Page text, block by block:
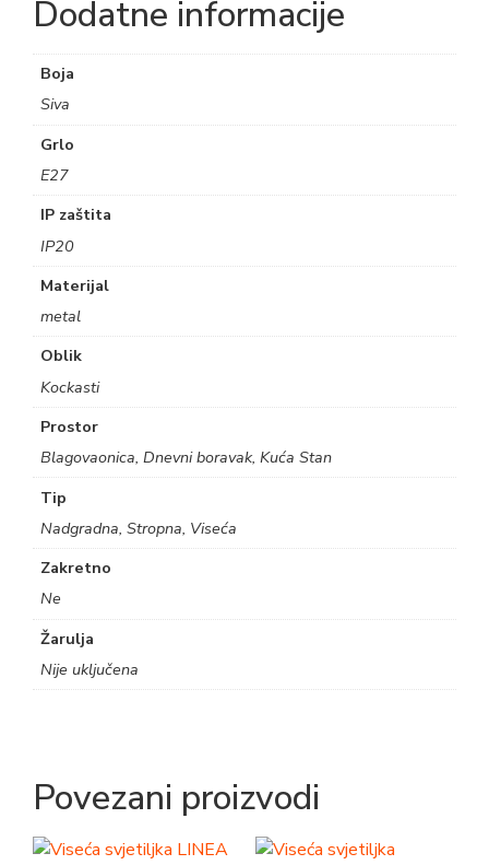
Dodatne informacije
Boja
Siva
Grlo
E27
IP zaštita
IP20
Materijal
metal
Oblik
Kockasti
Prostor
Blagovaonica, Dnevni boravak, Kuća Stan
Tip
Nadgradna, Stropna, Viseća
Zakretno
Ne
Žarulja
Nije uključena
Povezani proizvodi